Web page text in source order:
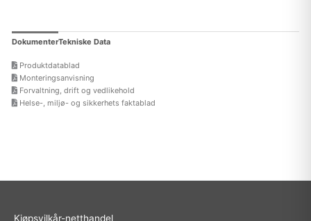
DokumenterTekniske Data
Produktdatablad
Monteringsanvisning
Forvaltning, drift og vedlikehold
Helse-, miljø- og sikkerhets faktablad
Kjøpsvilkår-netthandel